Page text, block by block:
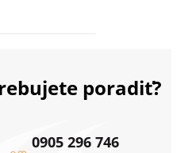
poradiť?
0905 296 746